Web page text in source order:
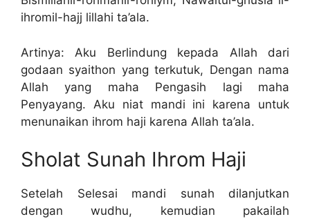
ihromil-hajj lillahi ta’ala.
Artinya: Aku Berlindung kepada Allah dari
godaan syaithon yang terkutuk, Dengan nama
Allah yang maha Pengasih lagi maha
Penyayang. Aku niat mandi ini karena untuk
menunaikan ihrom haji karena Allah ta’ala.
Sholat Sunah Ihrom Haji
Setelah Selesai mandi sunah dilanjutkan
dengan wudhu, kemudian pakailah